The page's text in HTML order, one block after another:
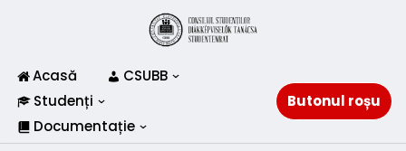
to
content
Acasă
CSUBB
Studenți
Documentație
Butonul roșu